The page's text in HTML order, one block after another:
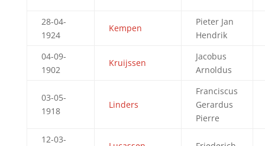
28-04-
1924
Kempen
Pieter Jan
Hendrik
04-09-
1902
Kruijssen
Jacobus
Arnoldus
03-05-
1918
Linders
Franciscus
Gerardus
Pierre
12-03-